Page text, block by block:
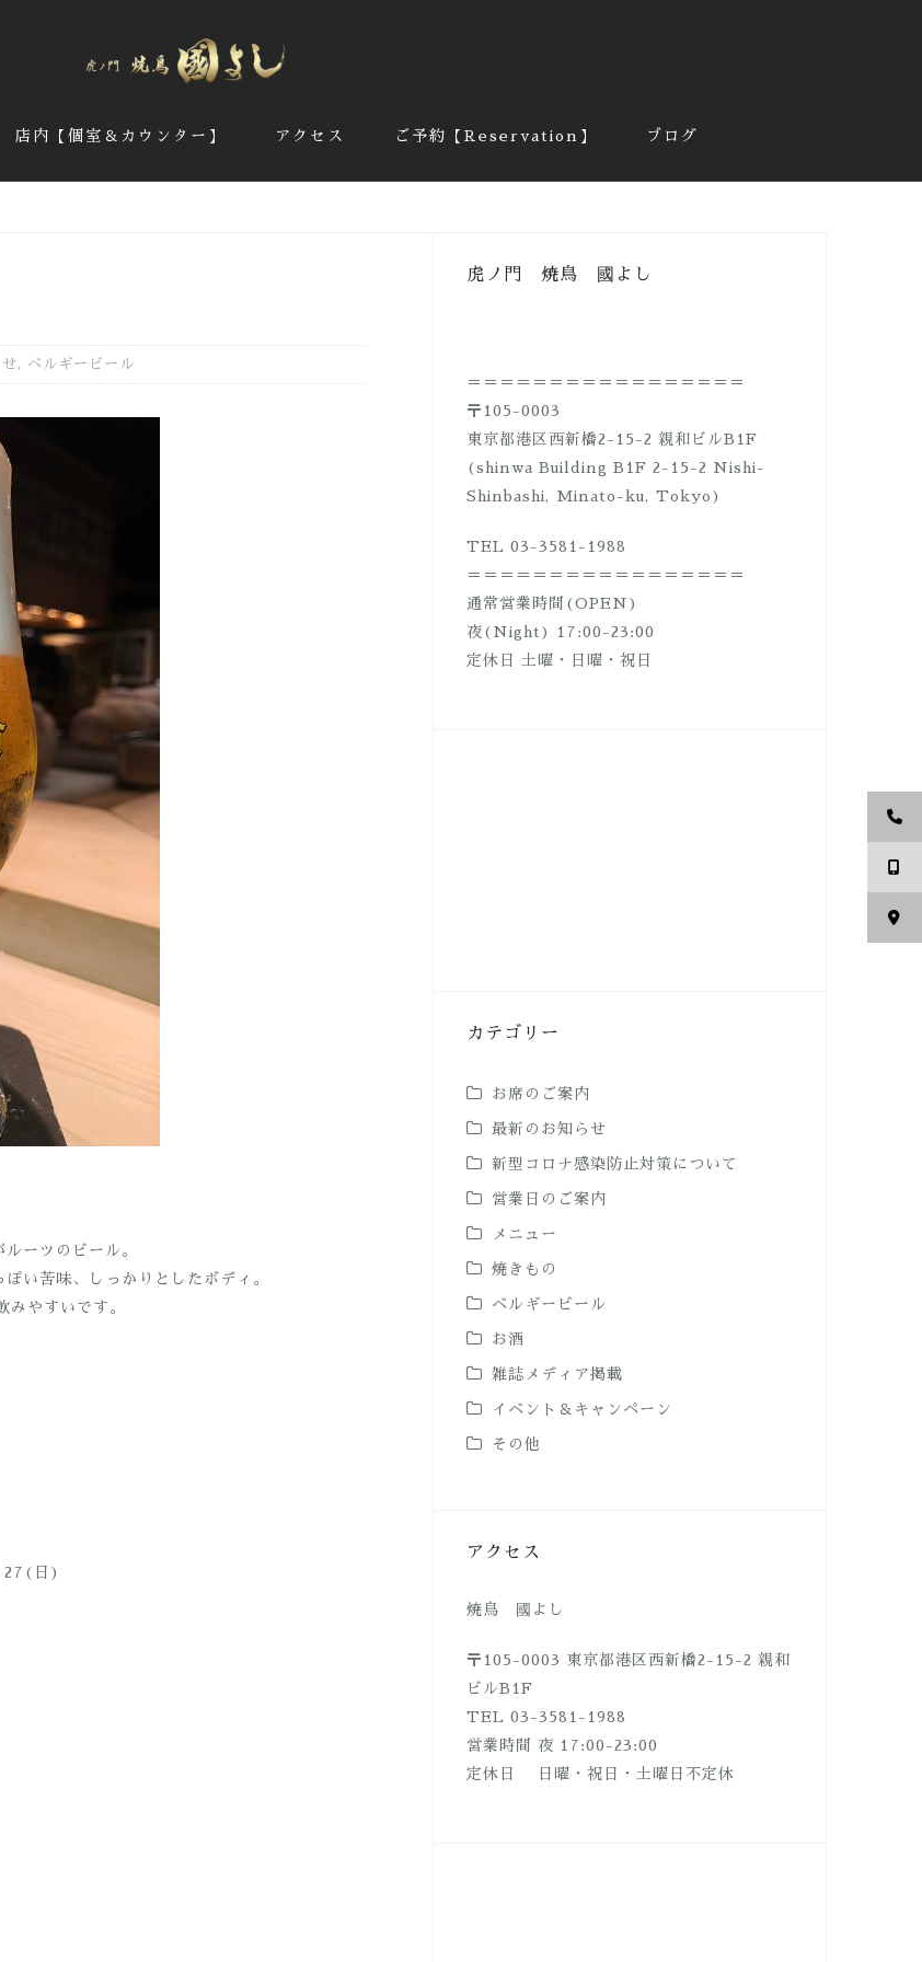
店内【個室＆カウンター】 アクセス ご予約【Reservation】 ブログ
, ベルギービール
ーツのビール。
い苦味、しっかりとしたボディ。
やすいです。
27(日)
虎ノ門 焼鳥 國よし
＝＝＝＝＝＝＝＝＝＝＝＝＝＝＝＝＝
〒105-0003
東京都港区西新橋2-15-2 親和ビルB1F
(shinwa Building B1F 2-15-2 Nishi-
Shinbashi, Minato-ku, Tokyo)
TEL 03-3581-1988
＝＝＝＝＝＝＝＝＝＝＝＝＝＝＝＝＝
通常営業時間(OPEN)
夜(Night) 17:00-23:00
定休日 土曜・日曜・祝日
カテゴリー
お席のご案内
最新のお知らせ
新型コロナ感染防止対策について
営業日のご案内
メニュー
焼きもの
ベルギービール
お酒
雑誌メディア掲載
イベント＆キャンペーン
その他
アクセス
焼鳥 國よし
〒105-0003 東京都港区西新橋2-15-2 親和
ビルB1F
TEL 03-3581-1988
営業時間 夜 17:00-23:00
定休日 日曜・祝日・土曜日不定休